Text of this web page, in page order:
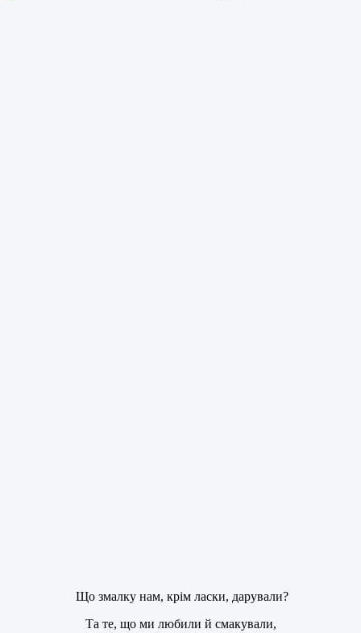
Що змалку нам, крім ласки, дарували?
Та те, що ми любили й смакували,